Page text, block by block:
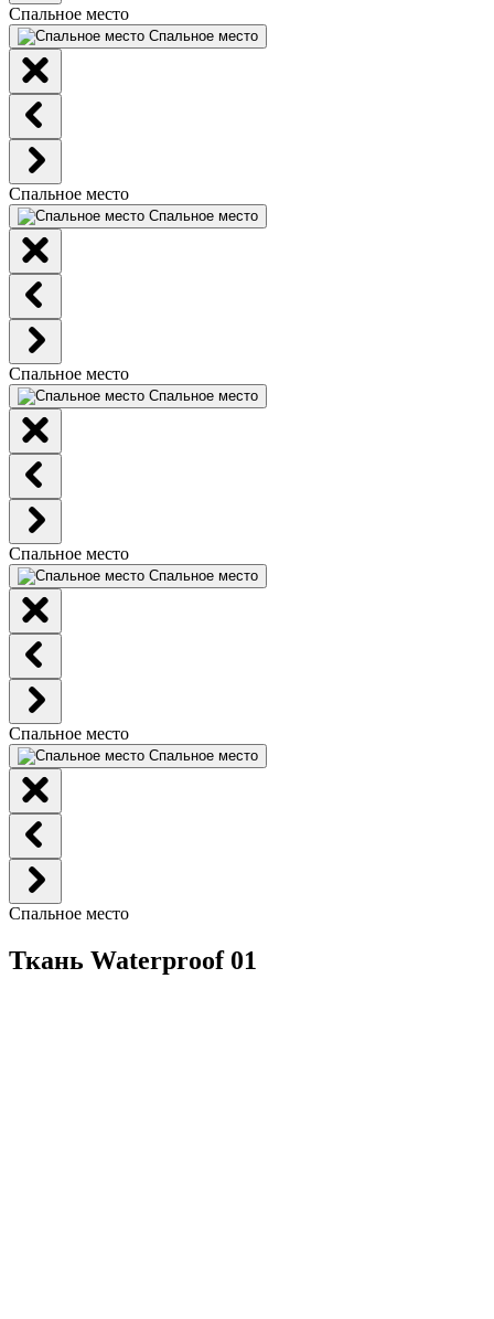
Спальное место
Спальное место
Спальное место
Спальное место
Спальное место
Спальное место
Спальное место
Спальное место
Спальное место
Спальное место
Спальное место
Ткань Waterproof 01